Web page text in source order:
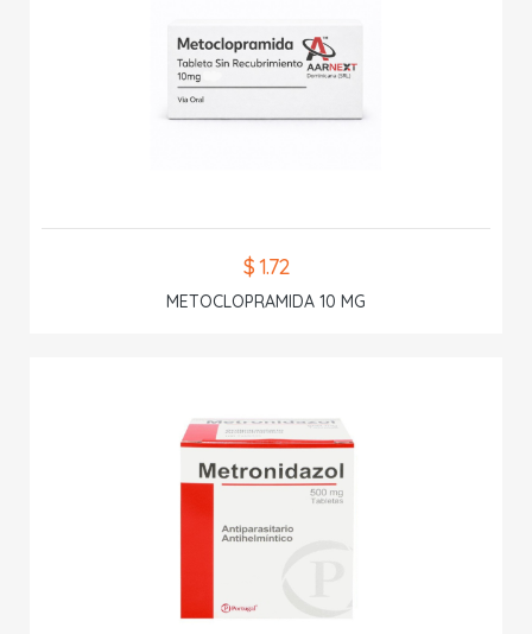
$ 1.72
METOCLOPRAMIDA 10 MG